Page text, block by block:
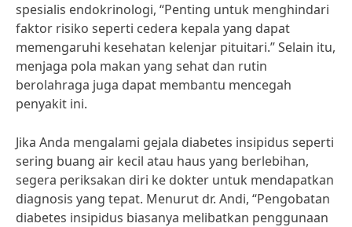
spesialis endokrinologi, “Penting untuk menghindari
faktor risiko seperti cedera kepala yang dapat
memengaruhi kesehatan kelenjar pituitari.” Selain itu,
menjaga pola makan yang sehat dan rutin
berolahraga juga dapat membantu mencegah
penyakit ini.
Jika Anda mengalami gejala diabetes insipidus seperti
sering buang air kecil atau haus yang berlebihan,
segera periksakan diri ke dokter untuk mendapatkan
diagnosis yang tepat. Menurut dr. Andi, “Pengobatan
diabetes insipidus biasanya melibatkan penggunaan